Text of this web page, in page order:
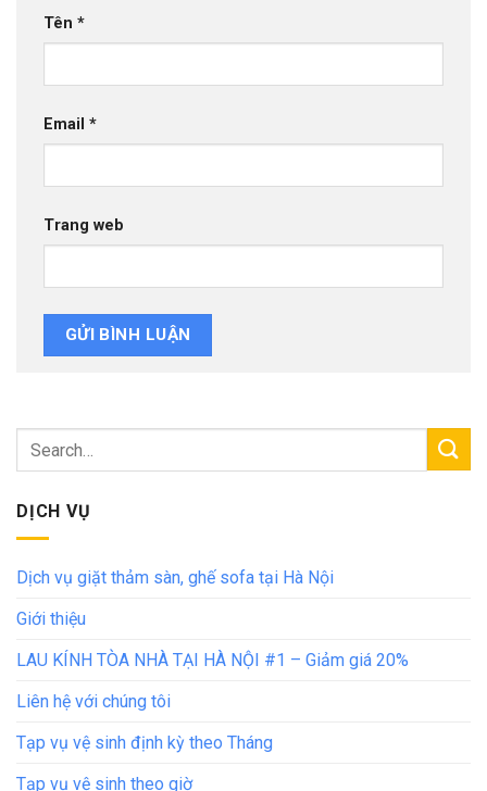
Tên *
Email *
Trang web
DỊCH VỤ
Dịch vụ giặt thảm sàn, ghế sofa tại Hà Nội
Giới thiệu
LAU KÍNH TÒA NHÀ TẠI HÀ NỘI #1 – Giảm giá 20%
Liên hệ với chúng tôi
Tạp vụ vệ sinh định kỳ theo Tháng
Tạp vụ vệ sinh theo giờ